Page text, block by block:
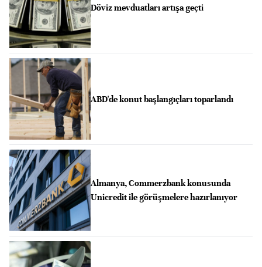
Döviz mevduatları artışa geçti
ABD'de konut başlangıçları toparlandı
Almanya, Commerzbank konusunda
Unicredit ile görüşmelere hazırlanıyor